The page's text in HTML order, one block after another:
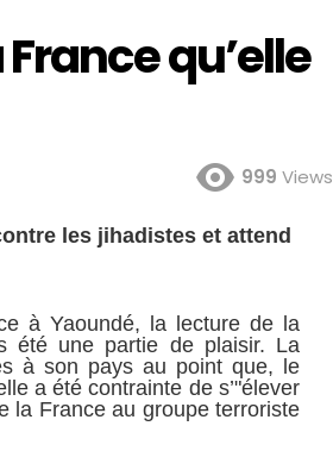
qu’elle
999 Views
les jihadistes et attend
à Yaoundé, la lecture de la
été une partie de plaisir. La
à son pays au point que, le
a été contrainte de s’"élever
la France au groupe terroriste